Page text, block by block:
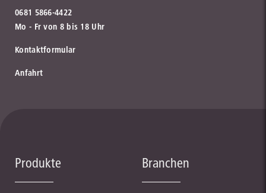
0681 5866-4422
Mo - Fr von 8 bis 18 Uhr
Kontaktformular
Anfahrt
Produkte Branchen